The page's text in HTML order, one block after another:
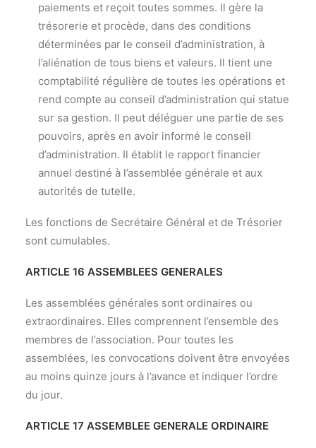
paiements et reçoit toutes sommes. Il gère la
trésorerie et procède, dans des conditions
déterminées par le conseil d’administration, à
l’aliénation de tous biens et valeurs. Il tient une
comptabilité régulière de toutes les opérations et
rend compte au conseil d’administration qui statue
sur sa gestion. Il peut déléguer une partie de ses
pouvoirs, après en avoir informé le conseil
d’administration. Il établit le rapport financier
annuel destiné à l’assemblée générale et aux
autorités de tutelle.
Les fonctions de Secrétaire Général et de Trésorier
sont cumulables.
ARTICLE 16 ASSEMBLEES GENERALES
Les assemblées générales sont ordinaires ou
extraordinaires. Elles comprennent l’ensemble des
membres de l’association. Pour toutes les
assemblées, les convocations doivent être envoyées
au moins quinze jours à l’avance et indiquer l’ordre
du jour.
ARTICLE 17 ASSEMBLEE GENERALE ORDINAIRE